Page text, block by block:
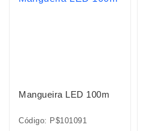
Mangueira LED 100m
Código: P$101091